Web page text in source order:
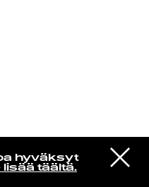
hyväksyt
lisää täältä.
VIESTI
STUDIOON